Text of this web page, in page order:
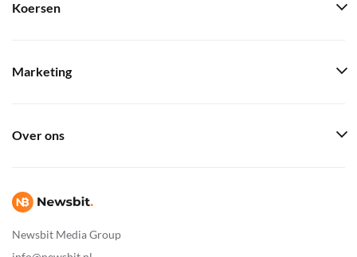
Newsbit Media Group
Koersen
Marketing
Over ons